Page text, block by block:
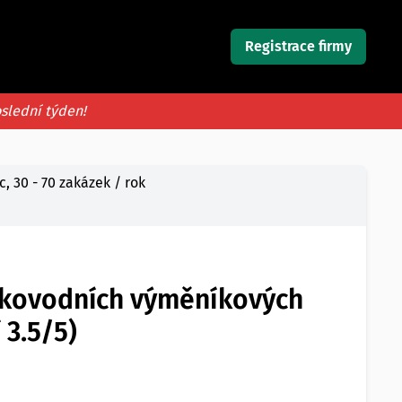
Registrace firmy
týden!
30 - 70 zakázek / rok
výměníkových
5)